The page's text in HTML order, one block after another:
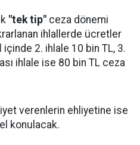
"tek tip" ceza dönemi
ihlallerde ücretler
içinde 2. ihlale 10 bin TL, 3.
ihlale ise 80 bin TL ceza
verenlerin ehliyetine ise
konulacak.